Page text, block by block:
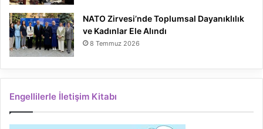
NATO Zirvesi’nde Toplumsal Dayanıklılık
ve Kadınlar Ele Alındı
8 Temmuz 2026
Engellilerle İletişim Kitabı